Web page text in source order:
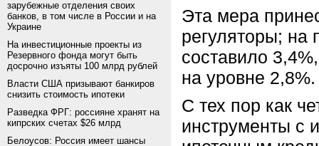
зарубежные отделения своих
банков, в том числе в России и на
Украине
На инвестиционные проекты из
Резервного фонда могут быть
досрочно изъяты 100 млрд рублей
Власти США призывают банкиров
снизить стоимость ипотеки
Разведка ФРГ: россияне хранят на
кипрских счетах $26 млрд
Белоусов: Россия имеет шансы
Эта мера
регуляторы; на
составило
на уровне 2,8%.
С тех пор как
инструменты с